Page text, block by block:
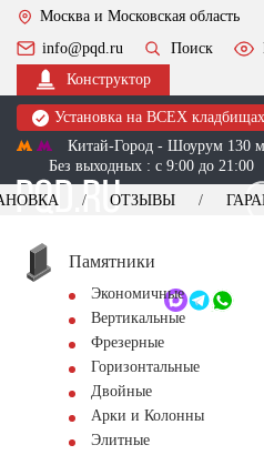
Москва и Московская область
info@pqd.ru
Поиск
Конструктор
Установка на ВСЕХ кладбищах
Китай-Город - Шоурум 130
Без выходных : с 9:00 до 21:00
+7 (495) 518-44-23
Обратный звонок
ОТЗЫВЫ
Памятники
Экономичные
Вертикальные
Фрезерные
Горизонтальные
Двойные
Арки и Колонны
Элитные